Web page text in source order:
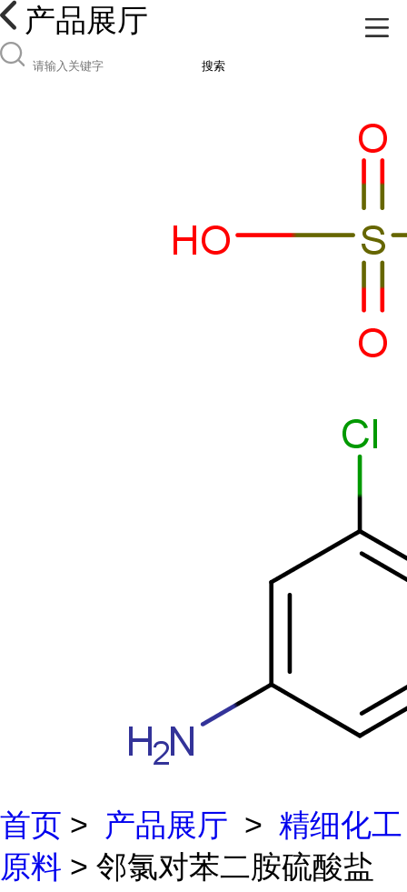
产品展厅
搜索
首页 > 产品展厅 > 精细化工
原料 > 邻氯对苯二胺硫酸盐